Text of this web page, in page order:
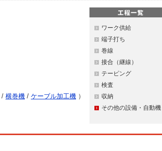
/ 横巻機 / ケーブル加工機 ）
ワーク供給
端子打ち
巻線
接合（継線）
テーピング
検査
収納
その他の設備・自動機